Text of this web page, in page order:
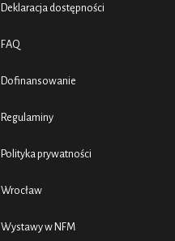
Deklaracja dostępności
FAQ
Dofinansowanie
Regulaminy
Polityka prywatności
Wrocław
Wystawy w NFM